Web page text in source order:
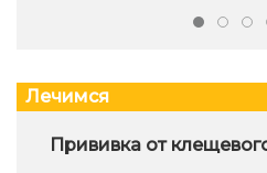
Лечимся
Прививка от